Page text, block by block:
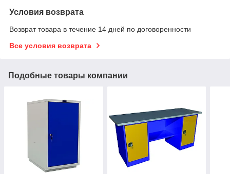
Условия возврата
Возврат товара в течение 14 дней по договоренности
Все условия возврата
Подобные товары компании